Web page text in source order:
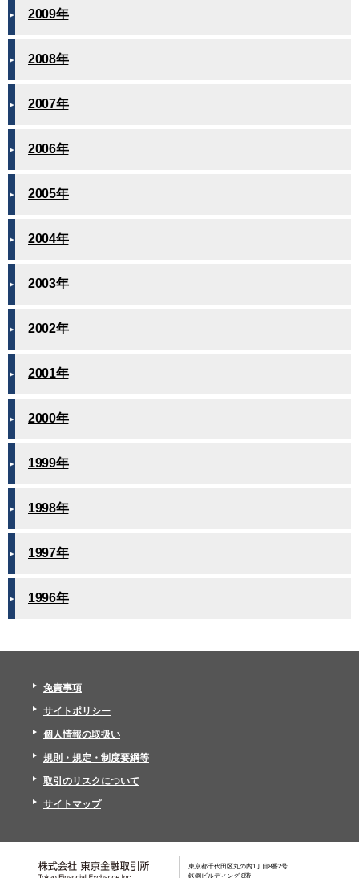
2009年
2008年
2007年
2006年
2005年
2004年
2003年
2002年
2001年
2000年
1999年
1998年
1997年
1996年
免責事項
サイトポリシー
個人情報の取扱い
規則・規定・制度要綱等
取引のリスクについて
サイトマップ
東京都千代田区丸の内1丁目8番2号
鉃鋼ビルディング 8階